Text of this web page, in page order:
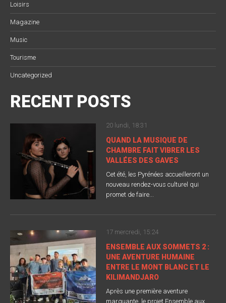
Loisirs
Magazine
Music
Tourisme
Uncategorized
RECENT POSTS
20 lundi, 18:31
QUAND LA MUSIQUE DE
CHAMBRE FAIT VIBRER LES
VALLÉES DES GAVES
Cet été, les Pyrénées accueilleront un
nouveau rendez-vous culturel qui
promet de faire...
17 mercredi, 15:24
ENSEMBLE AUX SOMMETS 2 :
UNE AVENTURE HUMAINE
ENTRE LE MONT BLANC ET LE
KILIMANDJARO
Après une première aventure
marquante, le projet Ensemble aux